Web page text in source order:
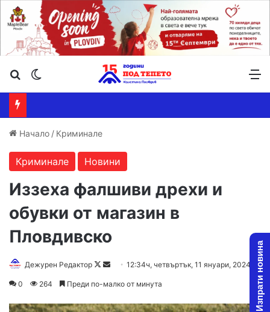
Търсене ...
Начало / Криминале
Криминале Новини
Иззеха фалшиви дрехи и
обувки от магазин в
Пловдивско
Дежурен Редактор
Follow
Send12:34ч, четвъртък, 11 януари, 2024
0 264 Преди по-малко от минута Изпрати новина